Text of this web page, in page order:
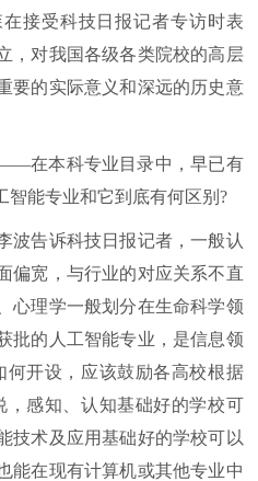
接受科技日报记者专访时表
，对我国各级各类院校的高层
要的实际意义和深远的历史意
在本科专业目录中，早已有
智能专业和它到底有何区别?
告诉科技日报记者，一般认
偏宽，与行业的对应关系不直
心理学一般划分在生命科学领
批的人工智能专业，是信息领
何开设，应该鼓励各高校根据
，感知、认知基础好的学校可
技术及应用基础好的学校可以
能在现有计算机或其他专业中